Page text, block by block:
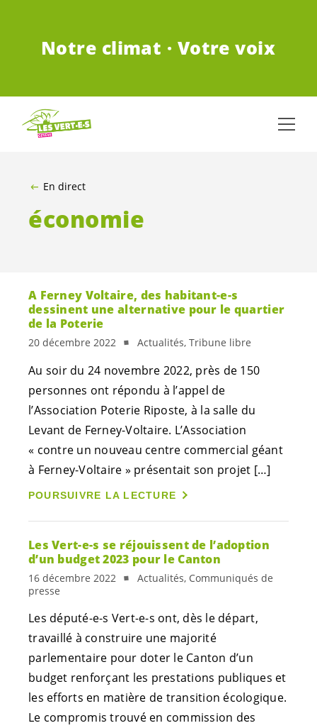
Notre climat · Votre voix
En direct
économie
A Ferney Voltaire, des habitant-e-s
dessinent une alternative pour le quartier
de la Poterie
20 décembre 2022 Actualités, Tribune libre
Au soir du 24 novembre 2022, près de 150
personnes ont répondu à l’appel de
l’Association Poterie Riposte, à la salle du
Levant de Ferney-Voltaire. L’Association
« contre un nouveau centre commercial géant
à Ferney-Voltaire » présentait son projet […]
POURSUIVRE LA LECTURE
LesVert-e-s se réjouissent de l’adoption
d’un budget 2023 pour le Canton
16 décembre 2022
Actualités, Communiqués de
presse
Les député-e-s Vert-e-s ont, dès le départ,
travaillé à construire une majorité
parlementaire pour doter le Canton d’un
budget renforçant les prestations publiques et
les efforts en matière de transition écologique.
Le compromis trouvé en commission des